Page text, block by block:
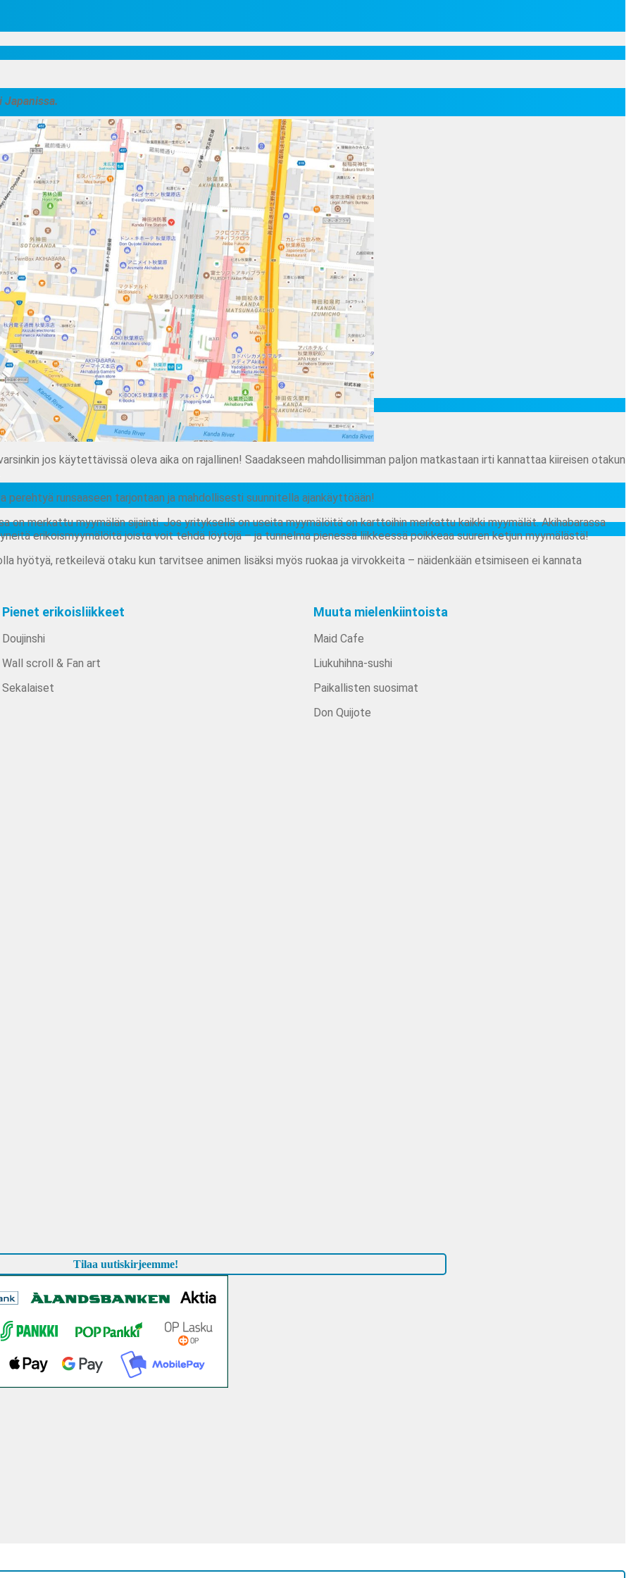
Japanissa.
jos käytettävissä oleva aika on rajallinen! Saadakseen mahdollisimman paljon matkastaan irti kannattaa kiireisen otakun
runsaaseen tarjontaan ja mahdollisesti suunnitella ajankäyttöään!
on merkattu myymälän sijainti. Jos yrityksellä on useita myymälöitä on karttoihin merkattu kaikki myymälät. Akihabarassa
erikoismyymälöitä joista voit tehdä löytöjä – ja tunnelma pienessä liikkeessä poikkeaa suuren ketjun myymälästä!
hyötyä, retkeilevä otaku kun tarvitsee animen lisäksi myös ruokaa ja virvokkeita – näidenkään etsimiseen ei kannata
Pienet erikoisliikkeet
Doujinshi
Wall scroll & Fan art
Sekalaiset
Muuta mielenkiintoista
Maid Cafe
Liukuhihna-sushi
Paikallisten suosimat
Don Quijote
Tilaa uutiskirjeemme!